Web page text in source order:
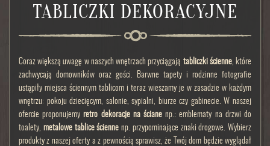
TABLICZKI DEKORACYJNE
Coraz większą uwagę w naszych wnętrzach przyciągają tabliczki ścienne, które
zachwycają domowników oraz gości. Barwne tapety i rodzinne fotografie
ustąpiły miejsca ściennym tablicom i teraz wieszamy je w zasadzie w każdym
wnętrzu: pokoju dziecięcym, salonie, sypialni, biurze czy gabinecie. W naszej
ofercie proponujemy retro dekoracje na ściane np.: emblematy na drzwi do
toalety, metalowe tablice ścienne np. przypominające znaki drogowe. Wybierz
produkty z naszej oferty a z pewnością sprawisz, że Twój dom będzie wyglądał